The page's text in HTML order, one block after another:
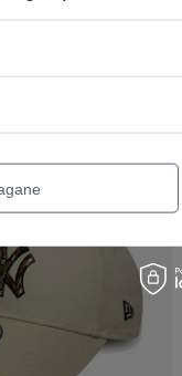
w okresie 30 dni